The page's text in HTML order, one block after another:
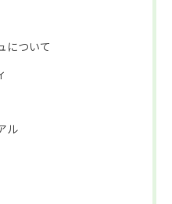
について
ル